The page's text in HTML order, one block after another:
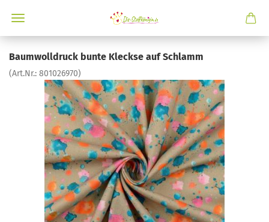
Baumwolldruck bunte Kleckse auf Schlamm
(Art.Nr.: 801026970)